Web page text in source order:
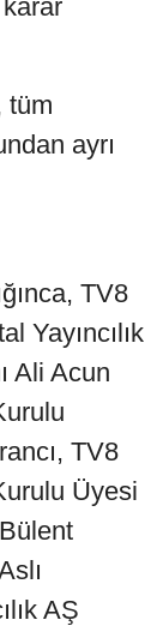
tüm
ayrı
TV8
Yayıncılık
Ali Acun
TV8
Üyesi
AŞ